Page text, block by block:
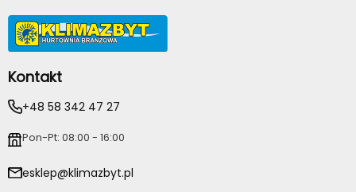
Kontakt
+48 58 342 47 27
Pon-Pt: 08:00 - 16:00
esklep@klimazbyt.pl